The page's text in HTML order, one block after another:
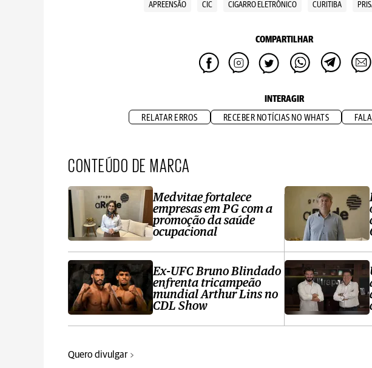
APREENSÃO CIC CIGARRO ELETRÔNICO CURITIBA
COMPARTILHAR
INTERAGIR
RELATAR ERROS RECEBER NOTÍCIAS NO WHATS
CONTEÚDO DE MARCA
Medvitae fortalece
empresas em PG com a
promoção da saúde
ocupacional
Ex-UFC Bruno Blindado
enfrenta tricampeão
mundial Arthur Lins no
CDL Show
Quero divulgar